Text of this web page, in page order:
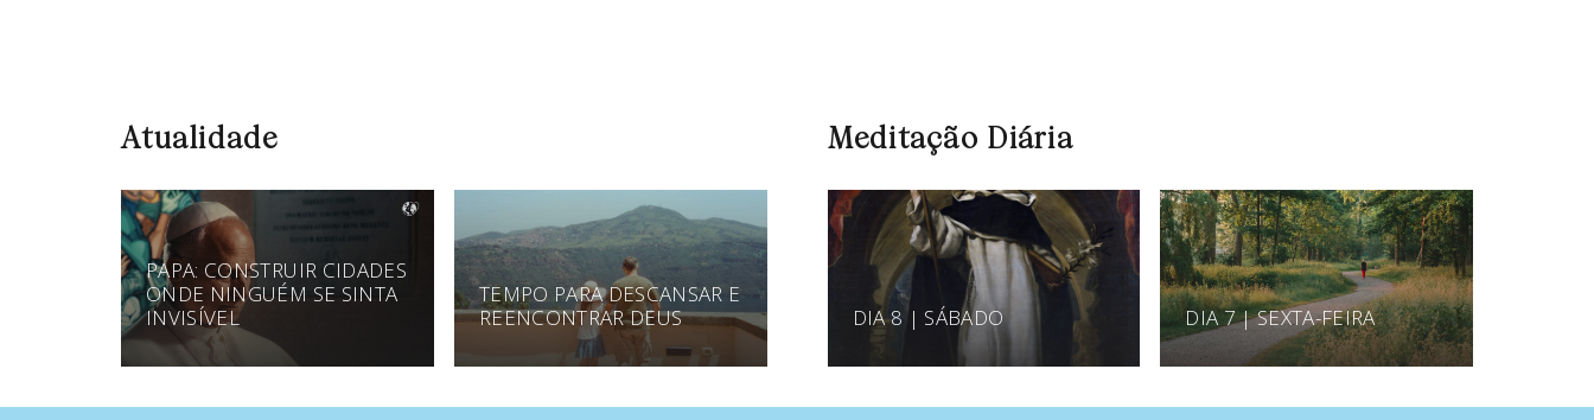
Atualidade
PAPA: CONSTRUIR CIDADES
ONDE NINGUÉM SE SINTA
INVISÍVEL
TEMPO PARA DESCANSAR E
REENCONTRAR DEUS
Meditação Diária
DIA 8 | SÁBADO DIA 7 | SEXTA-FEIRA